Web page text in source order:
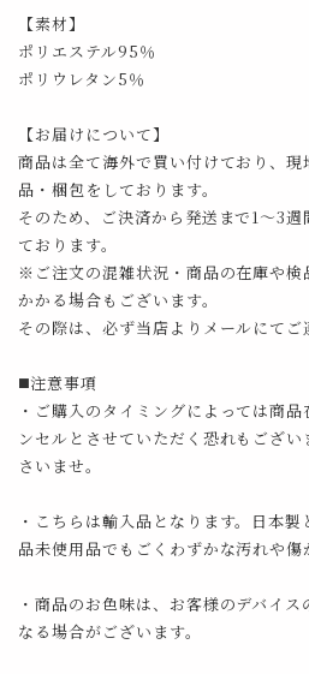
【素材】
ポリエステル95％
ポリウレタン5％
【お届けについて】
商品は全て海外で買い付けており、
品・梱包をしております。
そのため、ご決済から発送まで1～3
ております。
※ご注文の混雑状況・商品の在庫や
かかる場合もございます。
その際は、必ず当店よりメールにてご
◼️注意事項
・ご購入のタイミングによっては商
ンセルとさせていただく恐れもござ
さいませ。
・こちらは輸入品となります。日本
品未使用品でもごくわずかな汚れや傷
・商品のお色味は、お客様のデバイ
なる場合がございます。